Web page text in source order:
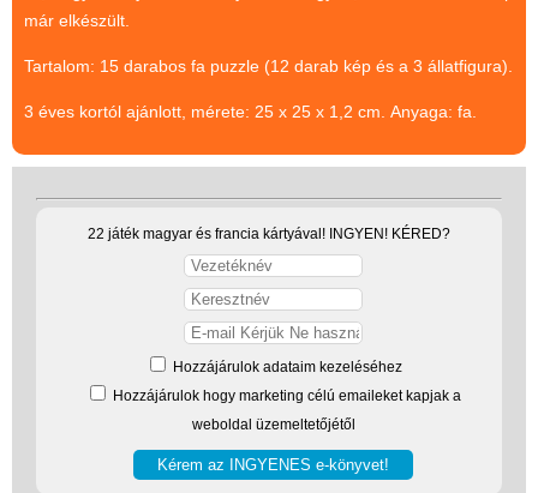
már elkészült.
Tartalom: 15 darabos fa puzzle (12 darab kép és a 3 állatfigura).
3 éves kortól ajánlott, mérete: 25 x 25 x 1,2 cm. Anyaga: fa.
22 játék magyar és francia kártyával! INGYEN! KÉRED?
Hozzájárulok adataim kezeléséhez
Hozzájárulok hogy marketing célú emaileket kapjak a
weboldal üzemeltetőjétől
Tanulást segítő játék
Társasjáték
Tudományos játék
Úti játékok, Utazó játékok
Ügyességi játékok
CSAK NÁLUNK - Egyedi
játékok